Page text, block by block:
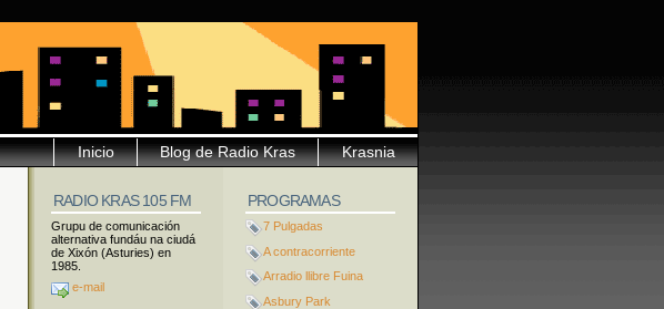
Krasnia
Blog de Radio Kras
Inicio
PROGRAMAS
7 Pulgadas
A contracorriente
Arradio llibre Fuina
Asbury Park
RADIO KRAS 105 FM
Grupu de comunicación
alternativa fundáu na ciudá
de Xixón (Asturies) en
1985.
e-mail